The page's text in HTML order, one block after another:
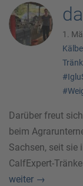
1.
Darüber freut
beim
Sachsen, seit sie
CalfExpert-
weiter →